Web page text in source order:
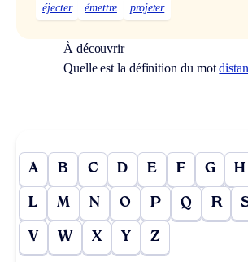
éjecter émettre projeter
À découvrir
Quelle est la définition du mot
A B C D E F G H
L M N O P Q R
V W X Y Z